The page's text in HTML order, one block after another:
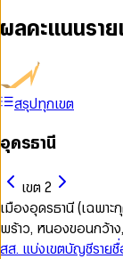
ผลคะแนนราย
สรุปทุกเขต
อุดรธานี
เขต 2
เมืองอุดรธานี (เฉพาะ
พร้าว, หนองขอนกว้า
สส. แบ่งเขตบัญชีราย